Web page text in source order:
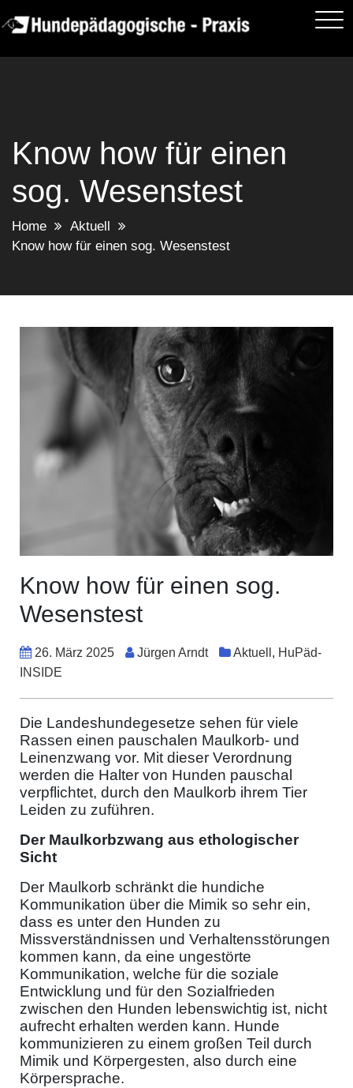
to
Know how für einen
sog. Wesenstest
Home
Aktuell
Know how für einen sog. Wesenstest
Know how für einen sog.
Wesenstest
25.
Januar
26. März 2025 Jürgen Arndt Aktuell , HuPäd-
INSIDE
Die Landeshundegesetze sehen für viele
Rassen einen pauschalen Maulkorb- und
Leinenzwang vor. Mit dieser Verordnung
werden die Halter von Hunden pauschal
verpflichtet, durch den Maulkorb ihrem Tier
Leiden zu zuführen.
Der Maulkorbzwang aus ethologischer
Sicht
Der Maulkorb schränkt die hundiche
Kommunikation über die Mimik so sehr ein,
dass es unter den Hunden zu
Missverständnissen und Verhaltensstörungen
kommen kann, da eine ungestörte
Kommunikation, welche für die soziale
Entwicklung und für den Sozialfrieden
zwischen den Hunden lebenswichtig ist, nicht
aufrecht erhalten werden kann. Hunde
kommunizieren zu einem großen Teil durch
Mimik und Körpergesten, also durch eine
Körpersprache.